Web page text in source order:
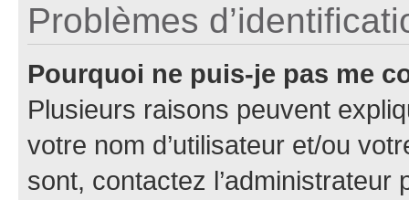
Problèmes
Pourquoi ne puis-je pas me
Plusieurs raisons peuvent
votre nom d’utilisateur et/ou
sont, contactez l’administrateur